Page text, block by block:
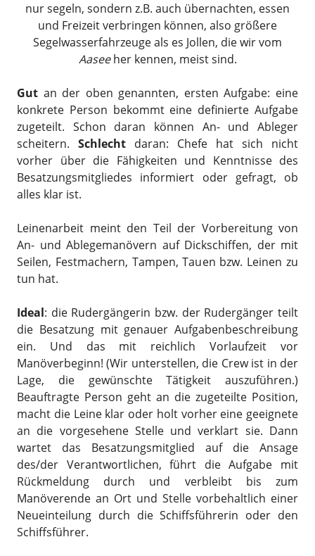
nur segeln, sondern z.B. auch übernachten, essen
und Freizeit verbringen können, also größere
Segelwasserfahrzeuge als es Jollen, die wir vom
Aaseeher kennen, meist sind.
Gut an der oben genannten, ersten Aufgabe: eine
konkrete Person bekommt eine definierte Aufgabe
zugeteilt. Schon daran können An- und Ableger
scheitern. Schlecht daran: Chefe hat sich nicht
vorher über die Fähigkeiten und Kenntnisse des
Besatzungsmitgliedes informiert oder gefragt, ob
alles klar ist.
Leinenarbeit meint den Teil der Vorbereitung von
An- und Ablegemanövern auf Dickschiffen, der mit
Seilen, Festmachern, Tampen, Tauen bzw. Leinen zu
tun hat.
Ideal: die Rudergängerin bzw. der Rudergänger teilt
die Besatzung mit genauer Aufgabenbeschreibung
ein. Und das mit reichlich Vorlaufzeit vor
Manöverbeginn! (Wir unterstellen, die Crew ist in der
Lage, die gewünschte Tätigkeit auszuführen.)
Beauftragte Person geht an die zugeteilte Position,
macht die Leine klar oder holt vorher eine geeignete
an die vorgesehene Stelle und verklart sie. Dann
wartet das Besatzungsmitglied auf die Ansage
des/der Verantwortlichen, führt die Aufgabe mit
Rückmeldung durch und verbleibt bis zum
Manöverende an Ort und Stelle vorbehaltlich einer
Neueinteilung durch die Schiffsführerin oder den
Schiffsführer.